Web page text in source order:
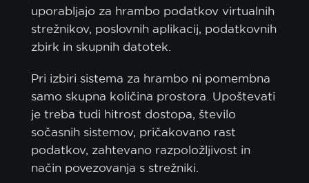
uporabljajo za hrambo podatkov virtualnih
strežnikov, poslovnih aplikacij, podatkovnih
zbirk in skupnih datotek.
Pri izbiri sistema za hrambo ni pomembna
samo skupna količina prostora. Upoštevati
je treba tudi hitrost dostopa, število
sočasnih sistemov, pričakovano rast
podatkov, zahtevano razpoložljivost in
način povezovanja s strežniki.